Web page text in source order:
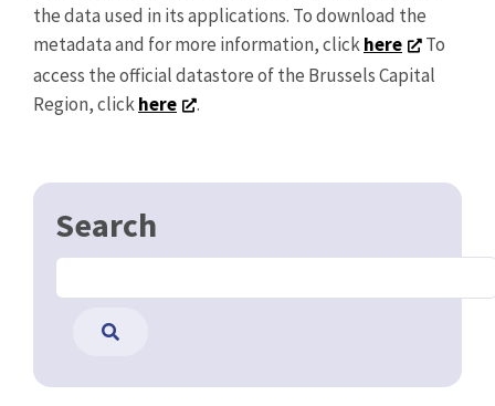
the data used in its applications. To download the
metadata and for more information, clickhere
To
access the official datastore of the Brussels Capital
Region, clickhere .
Search